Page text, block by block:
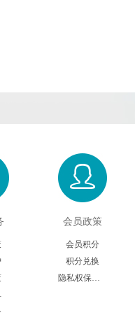
会员政策
会员积分
积分兑换
隐私权保护声明